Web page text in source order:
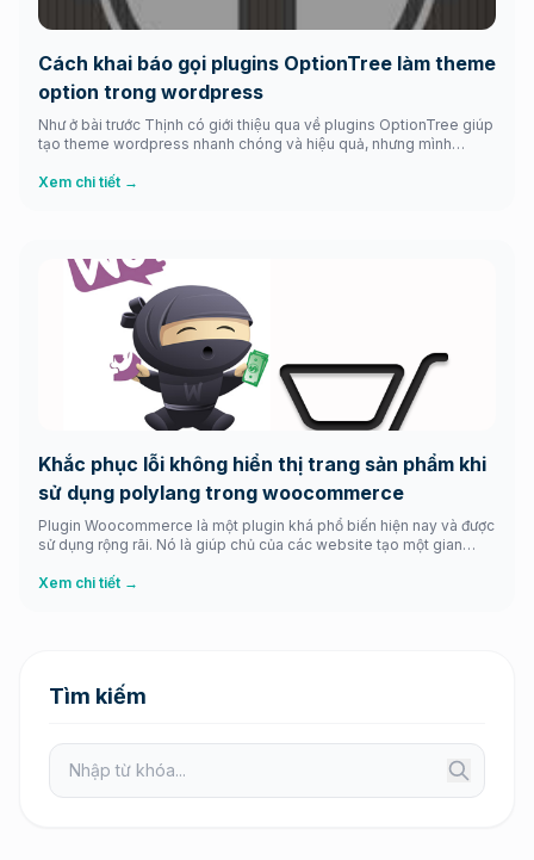
Cách khai báo gọi plugins OptionTree làm theme
option trong wordpress
Như ở bài trước Thịnh có giới thiệu qua về plugins OptionTree giúp
tạo theme wordpress nhanh chóng và hiệu quả, nhưng mình
thành một theme option cụ thể. Đề bù lại cho các bạn dễ hiểu hơn
Xem chi tiết →
Khắc phục lỗi không hiển thị trang sản phẩm khi
sử dụng polylang trong woocommerce
Plugin Woocommerce là một plugin khá phổ biến hiện nay và được
sử dụng rộng rãi. Nó là giúp chủ của các website tạo một gian
ngôn ngữ trở lên mà bạn sử dụng plugins hỗ trợ ngôn ngữ Polylang
Xem chi tiết →
Tìm kiếm